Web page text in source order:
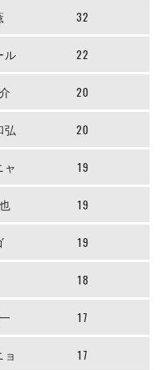
カップ 2026
グ
32
ル 22
20
20
ャ 19
19
19
18
17
17